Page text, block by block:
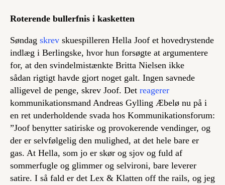
Roterende bullerfnis i kasketten
Søndag skrev skuespilleren Hella Joof et hovedrystende
indlæg i Berlingske, hvor hun forsøgte at argumentere
for, at den svindelmistænkte Britta Nielsen ikke
sådan rigtigt havde gjort noget galt. Ingen savnede
alligevel de penge, skrev Joof. Det reagerer
kommunikationsmand Andreas Gylling Æbelø nu på i
en ret underholdende svada hos Kommunikationsforum:
”Joof benytter satiriske og provokerende vendinger, og
der er selvfølgelig den mulighed, at det hele bare er
gas. At Hella, som jo er skør og sjov og fuld af
sommerfugle og glimmer og selvironi, bare leverer
satire. I så fald er det Lex & Klatten off the rails, og jeg